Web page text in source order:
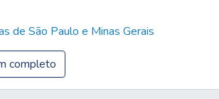
de São Paulo e Minas Gerais
completo